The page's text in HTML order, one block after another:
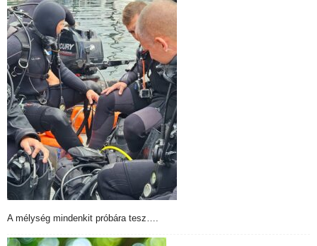
A mélység mindenkit próbára tesz….